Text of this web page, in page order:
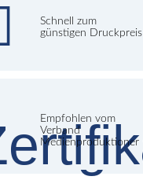
Schnell zum
günstigen Druckpreis
Empfohlen vom
Verband
Medienproduktioner